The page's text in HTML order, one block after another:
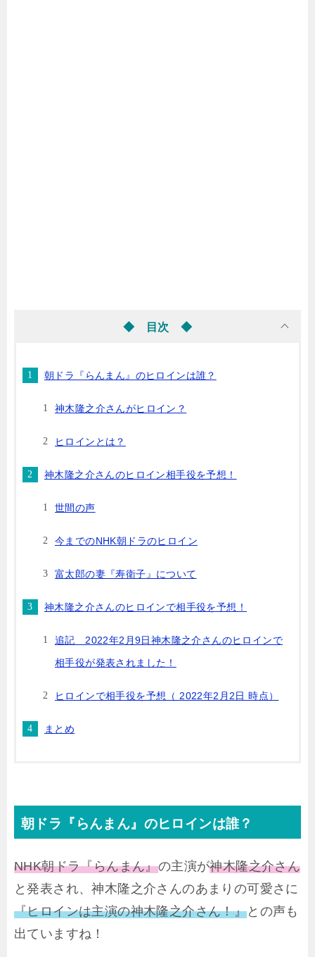
◆ 目次 ◆
朝ドラ『らんまん』のヒロインは誰？
神木隆之介さんがヒロイン？
ヒロインとは？
神木隆之介さんのヒロイン相手役を予想！
世間の声
今までのNHK朝ドラのヒロイン
富太郎の妻『寿衛子』について
神木隆之介さんのヒロインで相手役を予想！
追記 2022年2月9日神木隆之介さんのヒロインで
相手役が発表されました！
ヒロインで相手役を予想（ 2022年2月2日 時点）
まとめ
朝ドラ『らんまん』のヒロインは誰？
NHK朝ドラ『らんまん』の主演が神木隆之介さん
と発表され、神木隆之介さんのあまりの可愛さに
『ヒロインは主演の神木隆之介さん！』との声も
出ていますね！